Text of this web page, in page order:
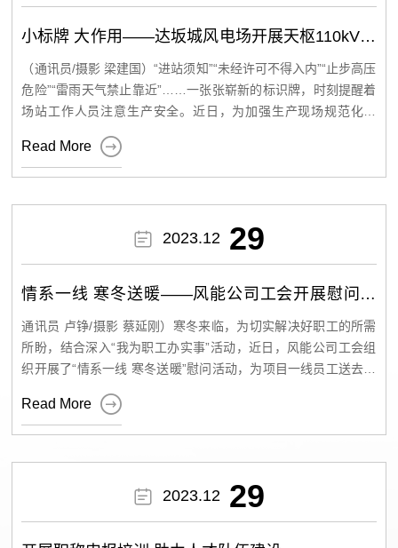
安全大检查工作部署会议现场
先行 助推能力提升 “干”字当头，全力备战铆足劲。检修班组积极
响应风电场检修管理要求，在检修工作开始前，进一步梳理设备
缺陷，制定出全面检修、技改消缺方案，检修班组“党员先锋队”
结合日常检修工作中发现的问题，整理出一套检修专题培训方
在检修过程中，“党员先锋队”成员又以理论、实操相结合的方式
穿，安全是天，质量是魂。作业现场，检修人员按照详细的检修
照职责分工，井然有序地开展易耗件更换、螺栓力矩紧固、润滑
油脂加注、端子紧固、卫生清理、功能测试等各项工作；各小组
负责人就检修工艺进行检查，确保检修质量和培训质量，构成第
一道牢不可破的安全质量防线。 图3检修人员在轮毂中对变桨蓄
开展常规检修和消缺的基础上，还同步实施了多个技改项目，检
修班组坚持从设备小技小改入手，提高设备运行稳定性，降低设
项工作齐头并进，按时完成。各参检人员紧盯任务不放松，克服
小标牌 大作用——达坂城风电场开展天枢110kV变
电站标识牌安装工作
（通讯员/摄影 梁建国）“进站须知”“未经许可不得入内”“止步高压
危险”“雷雨天气禁止靠近”……一张张崭新的标识牌，时刻提醒着
场站工作人员注意生产安全。近日，为加强生产现场规范化管
标识牌安装工作。 运营中心达坂城风电场高度重视此项工作，认
真组织运维人员摸清标识牌底数，排查安装位置基础条件，依据
利进行。 安装开始前，场站提前对运维人员进行安全技术交底，
安装，共完成警告类、禁止类、提示类标识牌200余块，涉及天
枢110kV变电站内35kV高压室、10kV高压室、35kV SVG室、11
0kV GIS室、主变区域、储能区域等多个场所。 标准化标识牌的
安装是电站管理的重要环节之一，对于电站的运行安全和效率具
果，以天枢110kV变电站为示范，推动其余场站完成安全标准
Read More 
 29
2023.12
情系一线 寒冬送暖——风能公司工会开展慰问一
线员工活动
通讯员 卢铮/摄影 蔡延刚）寒冬来临，为切实解决好职工的所需
所盼，结合深入“我为职工办实事”活动，近日，风能公司工会组
织开展了“情系一线 寒冬送暖”慰问活动，为项目一线员工送去了
工作和生活情况，倾听职工对美好生活的期盼和需求，感谢了他
们为公司发展所作的贡献。眼下正值严冬，公司工会作为职工的
发展作出更大的贡献。 图为：慰问品发放现场 通过此
Read More 
 29
2023.12